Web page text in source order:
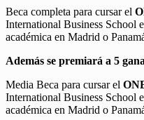
Beca completa para cursar el
International Business School
académica en Madrid o
Además se premiará a 5
Media Beca para cursar el
International Business School
académica en Madrid o